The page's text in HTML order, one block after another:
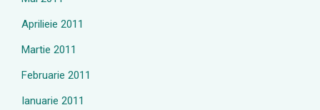
Aprilieie 2011
Martie 2011
Februarie 2011
Ianuarie 2011